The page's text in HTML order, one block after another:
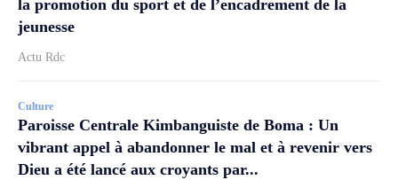
la promotion du sport et de l’encadrement de la
jeunesse
Actu Rdc
Culture
Paroisse Centrale Kimbanguiste de Boma : Un
vibrant appel à abandonner le mal et à revenir vers
Dieu a été lancé aux croyants par...